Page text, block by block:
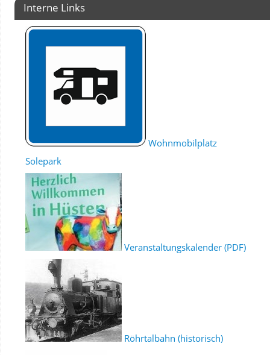
Interne Links
Wohnmobilplatz
Solepark
Veranstaltungskalender (PDF)
Röhrtalbahn (historisch)